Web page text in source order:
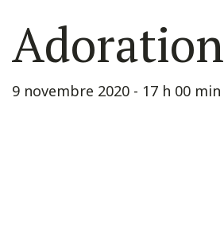
Adoration
9 novembre 2020 - 17 h 00 min